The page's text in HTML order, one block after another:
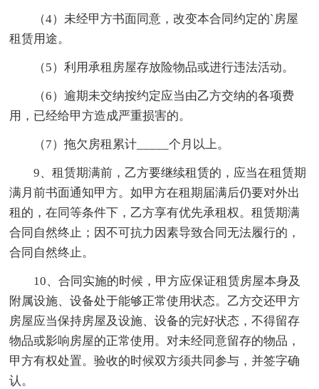
（4）未经甲方书面同意，改变本合同约定的`房屋
租赁用途。
（5）利用承租房屋存放险物品或进行违法活动。
（6）逾期未交纳按约定应当由乙方交纳的各项费
用，已经给甲方造成严重损害的。
（7）拖欠房租累计_____个月以上。
9、租赁期满前，乙方要继续租赁的，应当在租赁期
满月前书面通知甲方。如甲方在租期届满后仍要对外出
租的，在同等条件下，乙方享有优先承租权。租赁期满
合同自然终止；因不可抗力因素导致合同无法履行的，
合同自然终止。
10、合同实施的时候，甲方应保证租赁房屋本身及
附属设施、设备处于能够正常使用状态。乙方交还甲方
房屋应当保持房屋及设施、设备的完好状态，不得留存
物品或影响房屋的正常使用。对未经同意留存的物品，
甲方有权处置。验收的时候双方须共同参与，并签字确
认。